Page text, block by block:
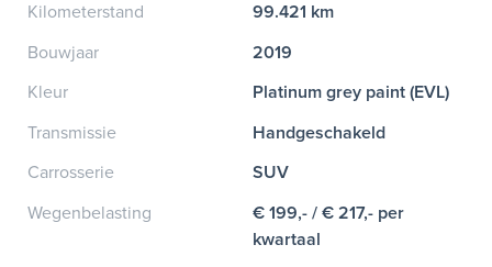
Kilometerstand
99.421 km
Bouwjaar
2019
Kleur
Platinum grey paint (EVL)
Transmissie
Handgeschakeld
Carrosserie
SUV
Wegenbelasting
€ 199,- / € 217,- per
kwartaal